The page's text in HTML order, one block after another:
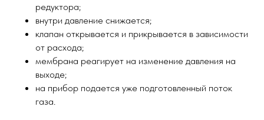
редуктора;
внутри давление снижается;
клапан открывается и прикрывается в зависимости
от расхода;
мембрана реагирует на изменение давления на
выходе;
на прибор подается уже подготовленный поток
газа.